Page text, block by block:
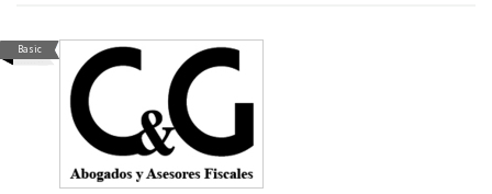
Basic